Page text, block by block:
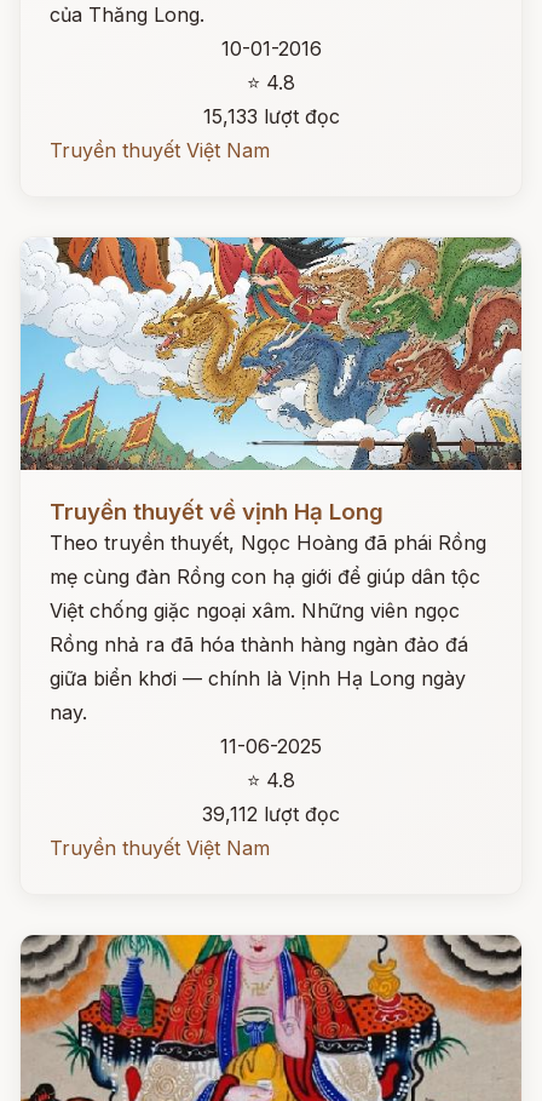
của Thăng Long.
10-01-2016
⭐ 4.8
15,133 lượt đọc
Truyền thuyết Việt Nam
Đọc ngay
Truyền thuyết về vịnh Hạ Long
Theo truyền thuyết, Ngọc Hoàng đã phái Rồng
mẹ cùng đàn Rồng con hạ giới để giúp dân tộc
Việt chống giặc ngoại xâm. Những viên ngọc
Rồng nhả ra đã hóa thành hàng ngàn đảo đá
giữa biển khơi — chính là Vịnh Hạ Long ngày
nay.
11-06-2025
⭐ 4.8
39,112 lượt đọc
Truyền thuyết Việt Nam